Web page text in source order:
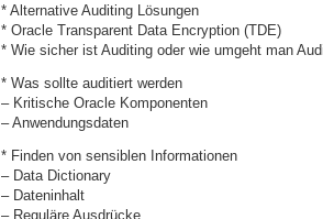
* Alternative Auditing Lösungen
* Oracle Transparent Data Encryption (TDE)
* Wie sicher ist Auditing oder wie umgeht man
* Was sollte auditiert werden
– Kritische Oracle Komponenten
– Anwendungsdaten
* Finden von sensiblen Informationen
– Data Dictionary
– Dateninhalt
– Reguläre Ausdrücke